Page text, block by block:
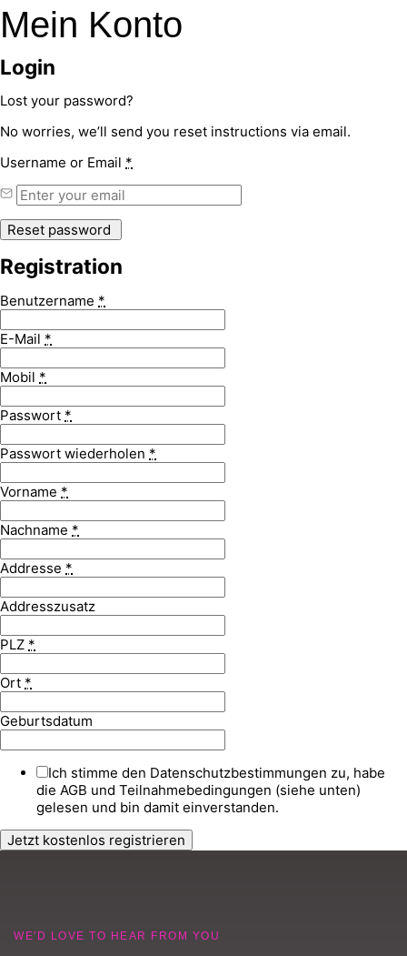
Mein Konto
Login
Lost your password?
No worries, we’ll send you reset instructions via email.
Username or Email *
Registration
Benutzername *
E-Mail *
Mobil *
Passwort *
Passwort wiederholen *
Vorname *
Nachname *
Addresse *
Addresszusatz
PLZ *
Ort *
Geburtsdatum
Ich stimme den Datenschutzbestimmungen zu, habe
die AGB und Teilnahmebedingungen (siehe unten)
gelesen und bin damit einverstanden.
Jetzt kostenlos registrieren
WE'D LOVE TO HEAR FROM YOU